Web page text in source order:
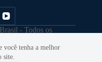
você tenha a melhor
site.
- Todos os